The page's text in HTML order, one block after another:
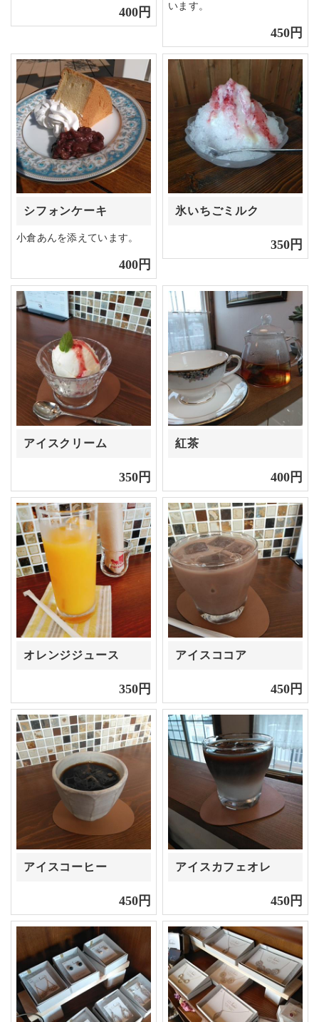
400円
います。
450円
シフォンケーキ
小倉あんを添えています。
400円
氷いちごミルク
350円
アイスクリーム
350円
紅茶
400円
オレンジジュース
350円
アイスココア
450円
アイスコーヒー
450円
アイスカフェオレ
450円